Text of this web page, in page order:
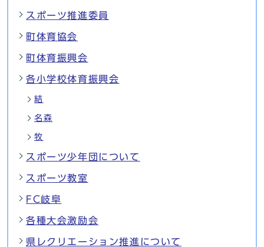
スポーツ推進委員
町体育協会
町体育振興会
各小学校体育振興会
結
名森
牧
スポーツ少年団について
スポーツ教室
FC岐阜
各種大会激励会
県レクリエーション推進について